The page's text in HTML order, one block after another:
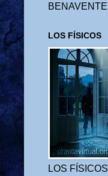
BENAVENTE
LOS FÍSICOS
LOS FÍSICOS